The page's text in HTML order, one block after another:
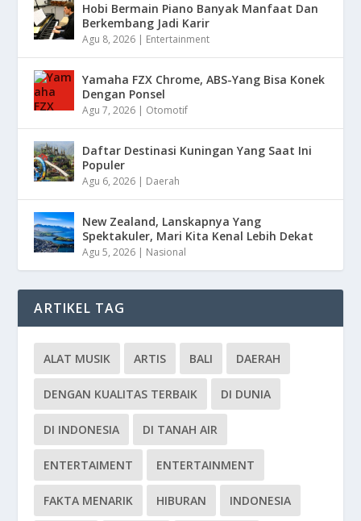
Hobi Bermain Piano Banyak Manfaat Dan
Berkembang Jadi Karir
Agu 8, 2026 | Entertainment
Yamaha FZX Chrome, ABS-Yang Bisa Konek
Dengan Ponsel
Agu 7, 2026 | Otomotif
Daftar Destinasi Kuningan Yang Saat Ini
Populer
Agu 6, 2026 | Daerah
New Zealand, Lanskapnya Yang
Spektakuler, Mari Kita Kenal Lebih Dekat
Agu 5, 2026 | Nasional
ARTIKEL TAG
ALAT MUSIK ARTIS BALI DAERAH
DENGAN KUALITAS TERBAIK DI DUNIA
DI INDONESIA DI TANAH AIR
ENTERTAIMENT ENTERTAINMENT
FAKTA MENARIK HIBURAN INDONESIA